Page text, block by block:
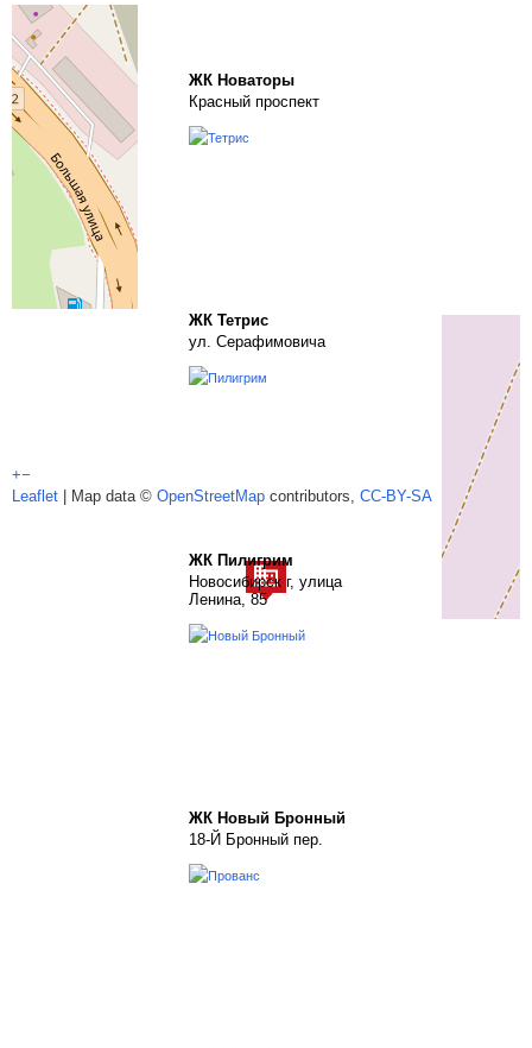
+−
Leaflet | Map data © OpenStreetMap contributors, CC-BY-SA
ЖК Новаторы
Красный проспект
ЖК Тетрис
ул. Серафимовича
ЖК Пилигрим
Новосибирск г, улица
Ленина, 85
ЖК Новый Бронный
18-Й Бронный пер.